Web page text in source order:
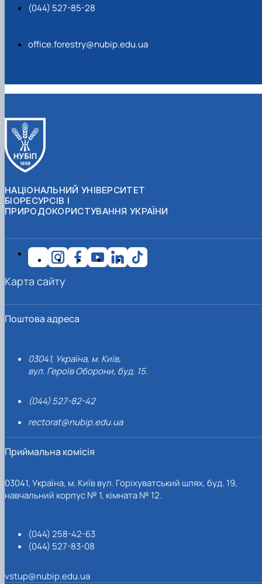
ЯРЕМА Микола Юрійович (13.12.1973 -
(044) 527-85-28
office.forestry@nubip.edu.ua
НАЦІОНАЛЬНИЙ УНІВЕРСИТЕТ
БІОРЕСУРСІВ І
ПРИРОДОКОРИСТУВАННЯ УКРАЇНИ
Поштова адреса
03041, Україна, м. Київ,
вул. Героїв Оборони, буд. 15.
(044) 527-82-42
rectorat@nubip.edu.ua
Приймальна комісія
03041, Україна, м. Київ вул. Горіхуватський шлях, буд. 19,
навчальний корпус № 1, кімната № 12.
(044) 258-42-63
(044) 527-83-08
vstup@nubip.edu.ua
Карта сайту